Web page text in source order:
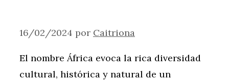
16/02/2024 por Caitriona
El nombre África evoca la rica diversidad
cultural, histórica y natural de un